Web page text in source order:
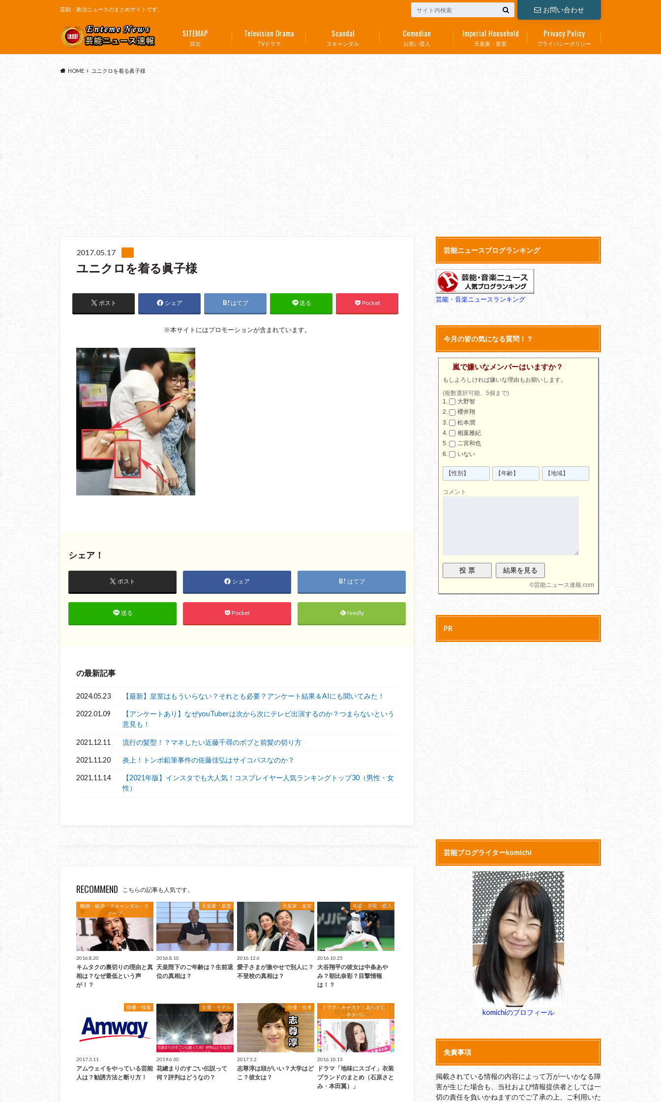
芸能・政治ニュースのまとめサイトです。 お問い合わせ
目次
SITEMAP
TVドラマ
Television Drama
スキャンダル
Scandal
お笑い芸人
Comedian
天皇家・皇室
Imperial Household
プライバシーポリシー
Privacy Policy
HOME ユニクロを着る眞子様
2017.05.17
ユニクロを着る眞子様
ポスト シェア はてブ 送る Pocket
※本サイトにはプロモーションが含まれています。
シェア！
ポスト シェア はてブ
送る Pocket feedly
の最新記事
2024.05.23 【最新】皇室はもういらない？それとも必要？アンケート結果＆AIにも聞いてみた！
2022.01.09
【アンケートあり】なぜyouTuberは次から次にテレビ出演するのか？つまらないという
意見も！
2021.12.11 流行の髪型！？マネしたい近藤千尋のボブと前髪の切り方
2021.11.20 炎上！トンボ鉛筆事件の佐藤佳弘はサイコパスなのか？
2021.11.14
【2021年版】インスタでも大人気！コスプレイヤー人気ランキングトップ30（男性・女
性）
RECOMMEND こちらの記事も人気です。
離婚・破局・スキャンダル・ス
クープ
2016.8.20
キムタクの裏切りの理由と真
相は？なぜ最低という声
が！？
天皇家・皇室
2016.8.10
天皇陛下のご年齢は？生前退
位の真相は？
天皇家・皇室
2016.12.6
愛子さまが激やせで別人に？
不登校の真相は？
年収・月収・収入
2016.10.25
大谷翔平の彼女は中条あや
み？朝比奈彩？目撃情報
は！？
俳優・役者
2017.3.11
アムウェイをやっている芸能
人は？勧誘方法と断り方！
女優・モデル
2019.6.30
花總まりのすごい伝説って
何？評判はどうなの？
俳優・役者
2017.5.2
志尊淳は頭がいい？大学はど
こ？彼女は？
ドラマ・キャスト・あらすじ・
ネタバレ
2016.10.13
ドラマ「地味にスゴイ」衣装
ブランドのまとめ（石原さと
み・本田翼）」
芸能ニュースブログランキング
芸能・音楽ニュースランキング
今月の皆の気になる質問！？
嵐で嫌いなメンバーはいますか？
もしよろしければ嫌いな理由もお願いします。
(複数選択可能、5個まで)
大野智
櫻井翔
松本潤
相葉雅紀
二宮和也
いない
コメント
©芸能ニュース速報.com
PR
芸能ブログライターkomichi
komichiのプロフィール
免責事項
掲載されている情報の内容によって万が一いかなる障
害が生じた場合も、当社および情報提供者としては一
切の責任を負いかねますのでご了承の上、ご利用いた